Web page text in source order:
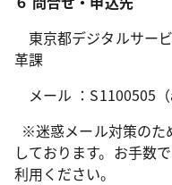
東京都デジタルサー
革課
メール ：S1100505
※迷惑メール対策のた
しております。お手数
利用ください。